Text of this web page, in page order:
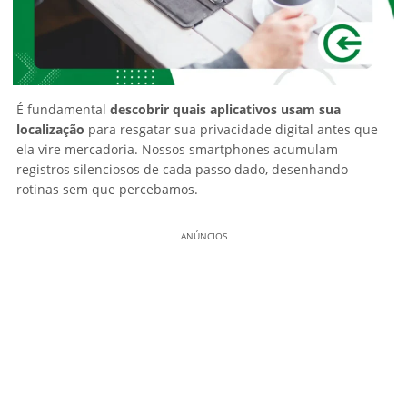
É fundamental descobrir quais aplicativos usam sua
localização para resgatar sua privacidade digital antes que
ela vire mercadoria. Nossos smartphones acumulam
registros silenciosos de cada passo dado, desenhando
rotinas sem que percebamos.
ANÚNCIOS